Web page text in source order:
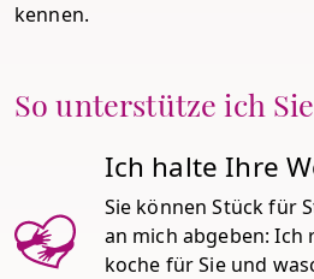
kennen.
So unterstütze ich
Ich halte Ihre
Sie können Stück für
an mich abgeben: Ich
koche für Sie und